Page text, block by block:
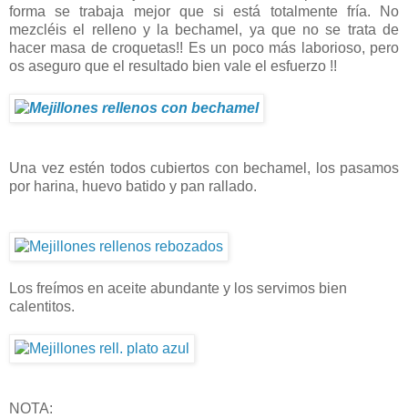
forma se trabaja mejor que si está totalmente fría. No
mezcléis el relleno y la bechamel, ya que no se trata de
hacer masa de croquetas!! Es un poco más laborioso, pero
os aseguro que el resultado bien vale el esfuerzo !!
Una vez estén todos cubiertos con bechamel, los pasamos
por harina, huevo batido y pan rallado.
Los freímos en aceite abundante y los servimos bien
calentitos.
NOTA: